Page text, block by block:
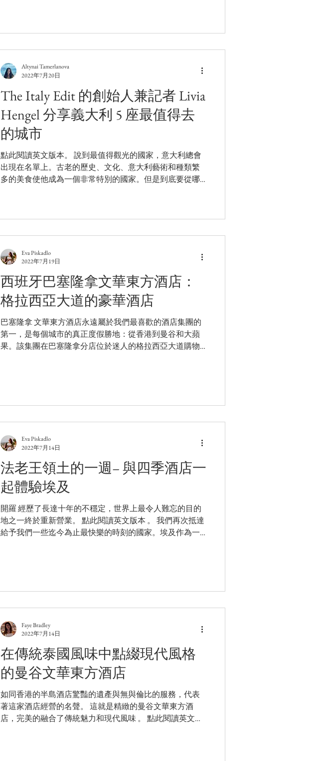
The Italy Edit 的創始人兼記者 Livia
Hengel 分享義大利 5 座最值得去
的城市
點此閱讀英文版本。 說到最值得觀光的國家，意大利總會
出現在名單上。古老的歷史、文化、意大利藝術和種類繁
多的美食使他成為一個非常特別的國家。但是到底要從哪
Altynai Tamerlanova
2022年7月20日
西班牙巴塞隆拿文華東方酒店：
格拉西亞大道的豪華酒店
巴塞隆拿 文華東方酒店永遠屬於我們最喜歡的酒店集團的
第一，是每個城市的真正度假勝地：從香港到曼谷和大蘋
果。該集團在巴塞隆拿分店位於迷人的格拉西亞大道購物
Eva Piskadlo
2022年7月19日
法老王領土的一週– 與四季酒店一
起體驗埃及
開羅 經歷了長達十年的不穩定，世界上最令人難忘的目的
地之一終於重新營業。 點此閱讀英文版本 。 我們再次抵達
給予我們一些迄今為止最快樂的時刻的國家。埃及作為一
Eva Piskadlo
2022年7月14日
在傳統泰國風味中點綴現代風格
的曼谷文華東方酒店
如同香港的半島酒店驚豔的遺產與無與倫比的服務，代表
著這家酒店經營的名聲。 這就是精緻的曼谷文華東方酒
店，完美的融合了傳統魅力和現代風味 。 點此閱讀英文版
Faye Bradley
2022年7月14日